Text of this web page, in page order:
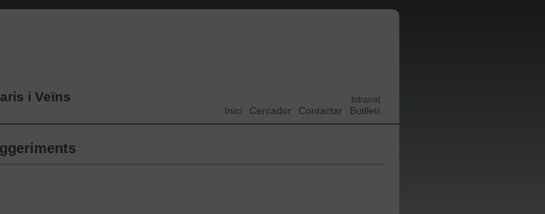
i Veïns Intranet
Inici Cercador Contactar Butlletí